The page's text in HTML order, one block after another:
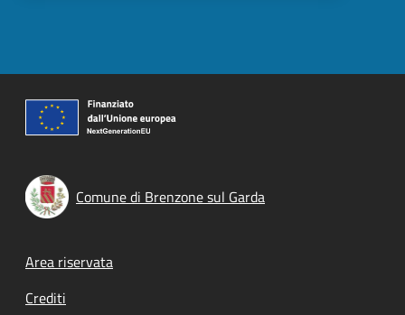
Comune di Brenzone sul Garda
Footer menu
Area riservata
Crediti